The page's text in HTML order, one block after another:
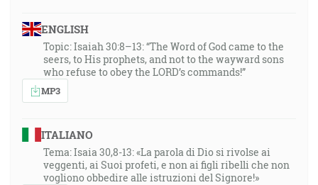
ENGLISH
Topic: Isaiah 30:8–13: “The Word of God came to the
seers, to His prophets, and not to the wayward sons
who refuse to obey the LORD’s commands!”
MP3
ITALIANO
Tema: Isaia 30,8-13: «La parola di Dio si rivolse ai
veggenti, ai Suoi profeti, e non ai figli ribelli che non
vogliono obbedire alle istruzioni del Signore!»